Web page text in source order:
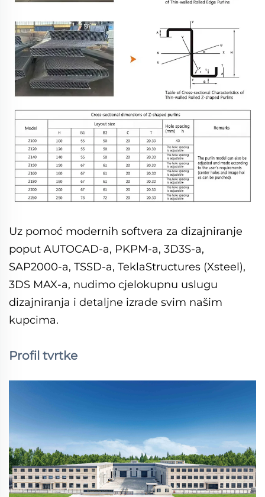
Uz pomoć modernih softvera za dizajniranje
poput AUTOCAD-a, PKPM-a, 3D3S-a,
SAP2000-a, TSSD-a, TeklaStructures (Xsteel),
3DS MAX-a, nudimo cjelokupnu uslugu
dizajniranja i detaljne izrade svim našim
kupcima.
Profil tvrtke